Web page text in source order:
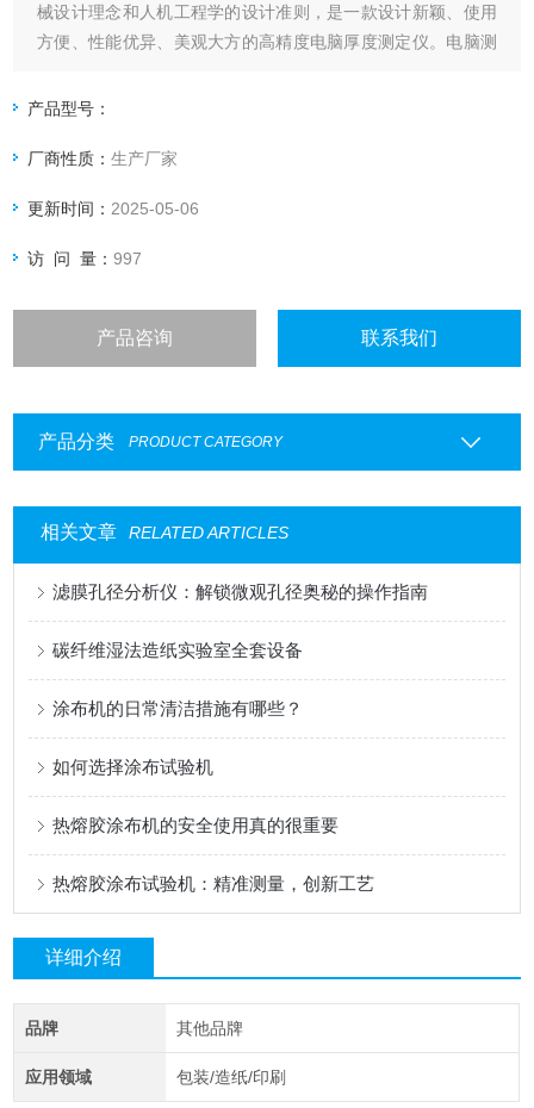
械设计理念和人机工程学的设计准则，是一款设计新颖、使用
方便、性能优异、美观大方的高精度电脑厚度测定仪。电脑测
显示、记忆、打印、数据处理功能，是造纸、包装、科研及产
产品型号：
厂商性质：生产厂家
更新时间： 2025-05-06
访 问 量：997
产品咨询 联系我们
产品分类 PRODUCT CATEGORY
相关文章 RELATED ARTICLES
滤膜孔径分析仪：解锁微观孔径奥秘的操作指南
碳纤维湿法造纸实验室全套设备
涂布机的日常清洁措施有哪些？
如何选择涂布试验机
热熔胶涂布机的安全使用真的很重要
热熔胶涂布试验机：精准测量，创新工艺
详细介绍
品牌 其他品牌
应用领域 包装/造纸/印刷